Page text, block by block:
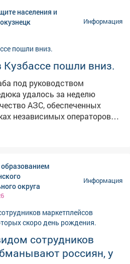
видно, что часть конструкции
в порядок, однако
находится в
регулярно
а зимой страдает от
лестничного спуска на
администрации также
сильным дождем.
населения и
Информация
пошли вниз.
под руководством
удалось за неделю
АЗС, обеспеченных
независимых операторов
Проехали по
в этом.
округа
Информация
сотрудников
россиян, у